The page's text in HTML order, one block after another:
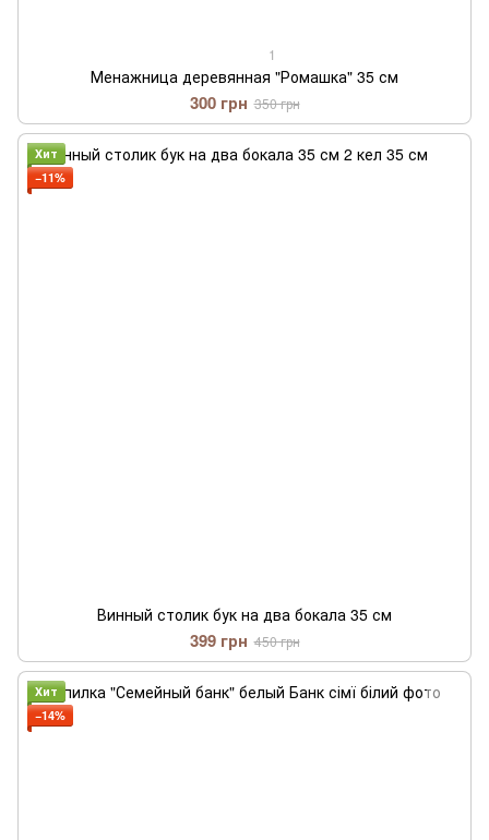
1
Менажница деревянная "Ромашка" 35 см
300 грн 350 грн
Хит
−11%
Винный столик бук на два бокала 35 см
399 грн 450 грн
Хит
−14%